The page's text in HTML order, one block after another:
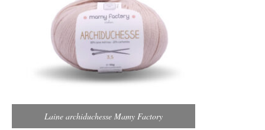
Laine archiduchesse Mamy Factory